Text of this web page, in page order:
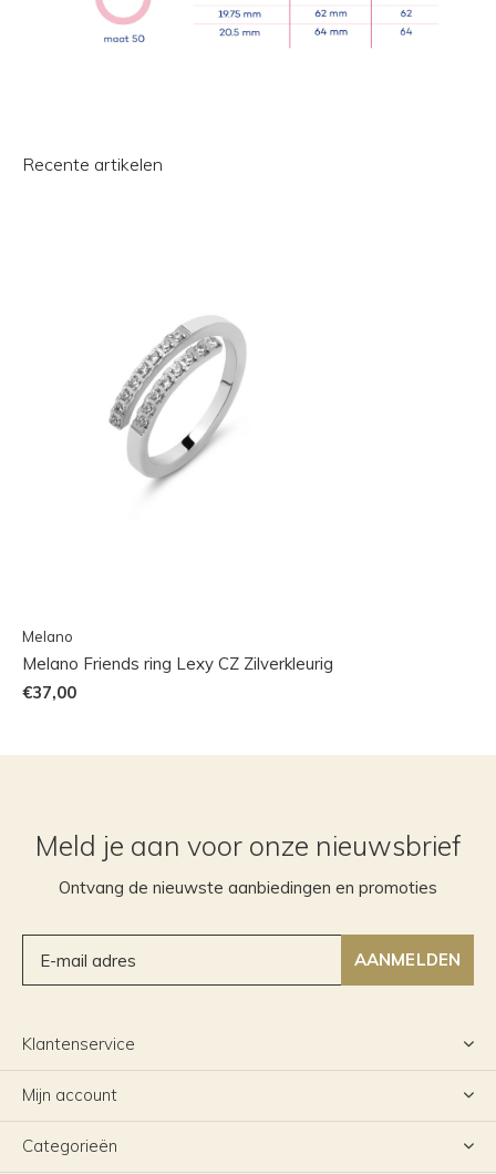
Recente artikelen
Melano
Melano Friends ring Lexy CZ Zilverkleurig
€37,00
Meld je aan voor onze nieuwsbrief
Ontvang de nieuwste aanbiedingen en promoties
AANMELDEN
Klantenservice
Mijn account
Categorieën